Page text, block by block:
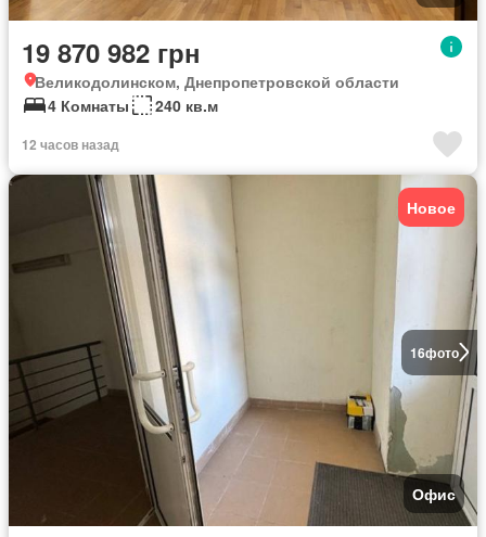
19 870 982 грн
Великодолинском, Днепропетровской области
4 Комнаты
240 кв.м
12 часов назад
16фото
Новое
Офис